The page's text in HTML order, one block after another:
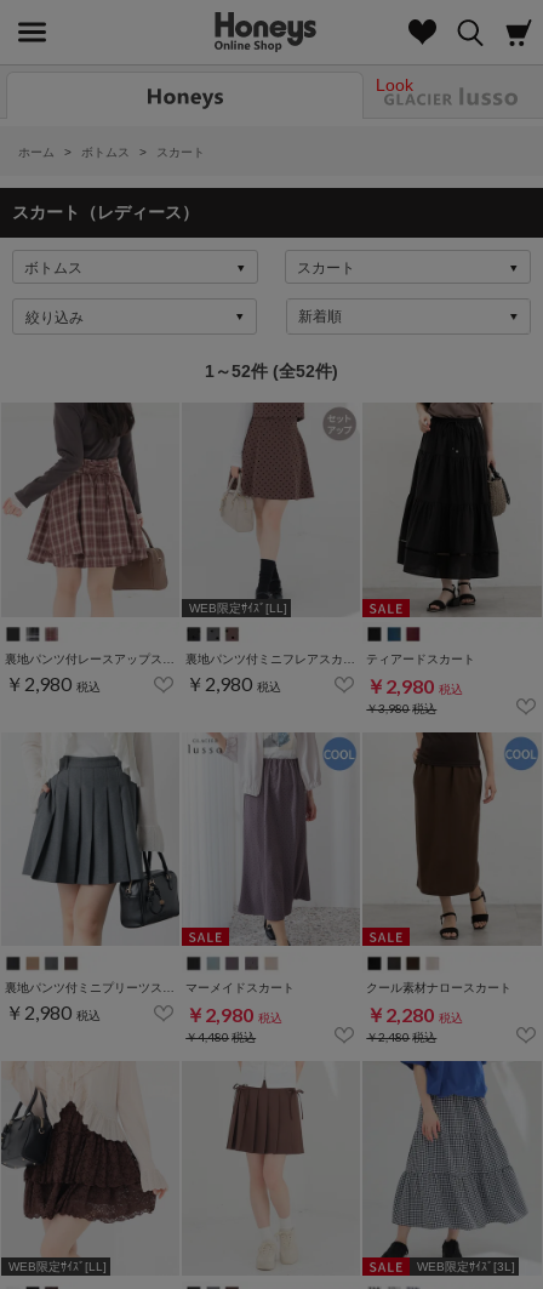
Look
ホーム > ボトムス > スカート
スカート（レディース）
絞り込み
1～52件 (全52件)
￥2,980 税込
WEB限定ｻｲｽﾞ[LL]
￥2,980 税込
ティアードスカート
￥2,980 税込
￥3,980税込
￥2,980 税込
マーメイドスカート
￥2,980 税込
￥4,480税込
クール素材ナロースカート
￥2,280 税込
￥2,480税込
WEB限定ｻｲｽﾞ[LL] WEB限定ｻｲｽﾞ[3L]